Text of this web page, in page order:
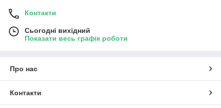
Контакти
Сьогодні вихідний
Показати весь графік роботи
Про нас
Контакти